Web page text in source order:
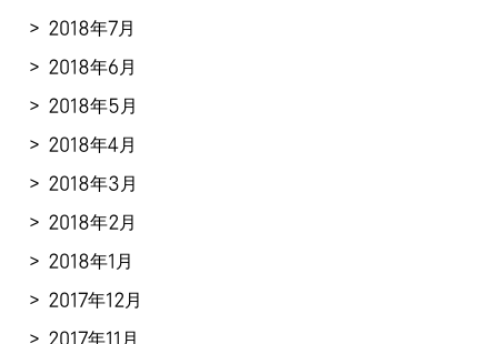
2018年7月
2018年6月
2018年5月
2018年4月
2018年3月
2018年2月
2018年1月
2017年12月
2017年11月